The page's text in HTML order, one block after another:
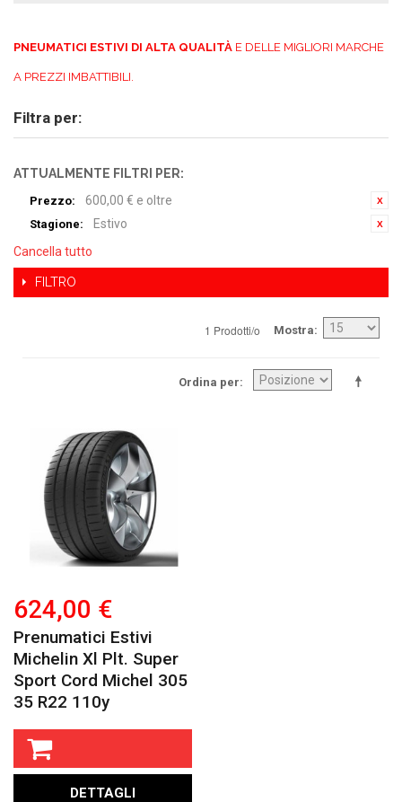
PNEUMATICI ESTIVI DI ALTA QUALITÀ E DELLE MIGLIORI MARCHE
A PREZZI IMBATTIBILI.
Filtra per:
ATTUALMENTE FILTRI PER:
Prezzo: 600,00 € e oltre
Stagione:
Estivo
Cancella tutto
FILTRO
1 Prodotti/o Mostra
Ordina per
624,00 €
Prenumatici Estivi
Michelin Xl Plt. Super
Sport Cord Michel 305
35 R22 110y
DETTAGLI